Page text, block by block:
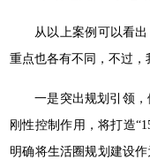
从以上案例可以看
重点也各有不同，不过，
一是突出规划引领
刚性控制作用，将打造
明确将生活圈规划建设